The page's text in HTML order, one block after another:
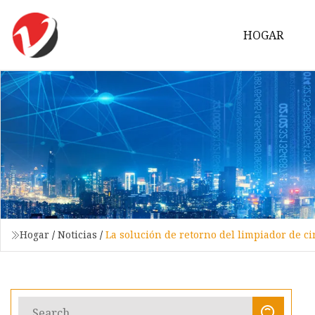
HOGAR
Hogar / Noticias / La solución de retorno del limpiador de